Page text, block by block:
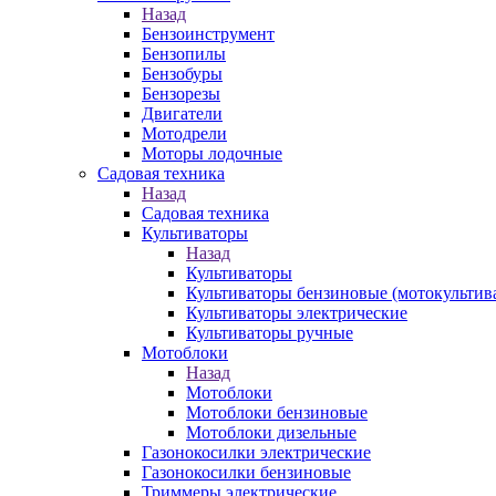
Назад
Бензоинструмент
Бензопилы
Бензобуры
Бензорезы
Двигатели
Мотодрели
Моторы лодочные
Садовая техника
Назад
Садовая техника
Культиваторы
Назад
Культиваторы
Культиваторы бензиновые
Культиваторы электрические
Культиваторы ручные
Мотоблоки
Назад
Мотоблоки
Мотоблоки бензиновые
Мотоблоки дизельные
Газонокосилки электрические
Газонокосилки бензиновые
Триммеры электрические